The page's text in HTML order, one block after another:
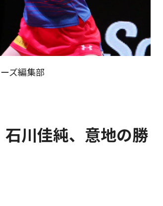
ズ編集部
石川佳純、意地の勝